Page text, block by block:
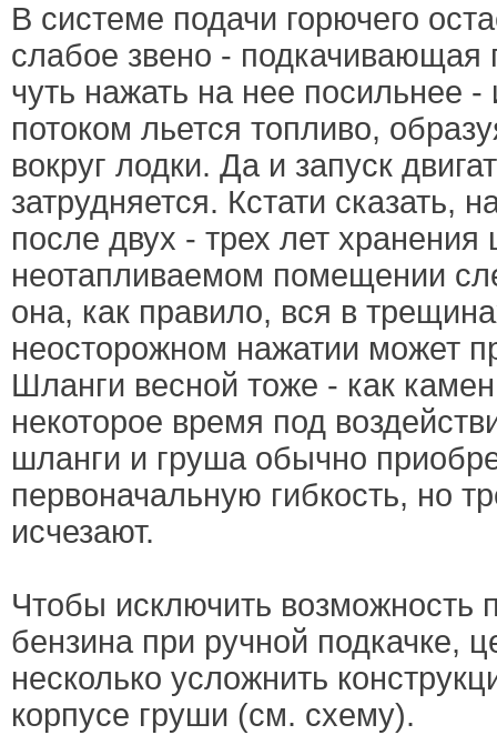
В системе подачи горючего
слабое звено - подкачивающая
чуть нажать на нее посильнее -
потоком льется топливо,
вокруг лодки. Да и запуск
затрудняется. Кстати сказать,
после двух - трех лет
неотапливаемом помещении
она, как правило, вся в
неосторожном нажатии может
Шланги весной тоже - как
некоторое время под
шланги и груша обычно
первоначальную гибкость, но
исчезают.
Чтобы исключить возможность
бензина при ручной подкачке,
несколько усложнить
корпусе груши (см. схему).